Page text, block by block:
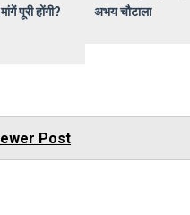
पूरी होंगी?
अभय चौटाला
Post